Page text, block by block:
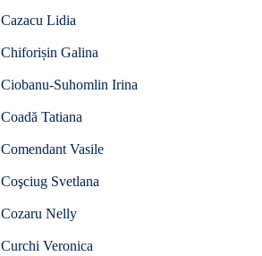
Cazacu Lidia
Chiforișin Galina
Ciobanu-Suhomlin Irina
Coadă Tatiana
Comendant Vasile
Coşciug Svetlana
Cozaru Nelly
Curchi Veronica